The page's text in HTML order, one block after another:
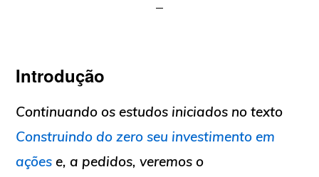
Introdução
Continuando os estudos iniciados no texto
Construindo do zero seu investimento em
açõese, a pedidos, veremos o